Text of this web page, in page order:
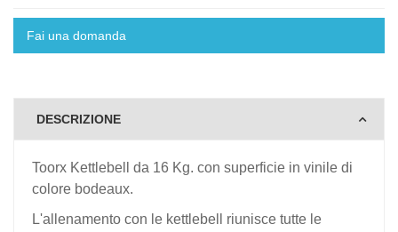
Fai una domanda
DESCRIZIONE
Toorx Kettlebell da 16 Kg. con superficie in vinile di
colore bodeaux.
L'allenamento con le kettlebell riunisce tutte le